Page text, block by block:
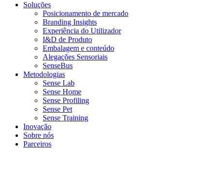
Soluções
Posicionamento de mercado
Branding Insights
Experiência do Utilizador
I&D de Produto
Embalagem e conteúdo
Alegações Sensoriais
SenseBus
Metodologias
Sense Lab
Sense Home
Sense Profiling
Sense Pet
Sense Training
Inovação
Sobre nós
Parceiros